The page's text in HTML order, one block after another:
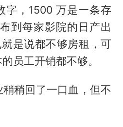
字，1500 万是一条存
到每家影院的日产出
是说都不够房租，可
员工开销都不够。
稍回了一口血，但不